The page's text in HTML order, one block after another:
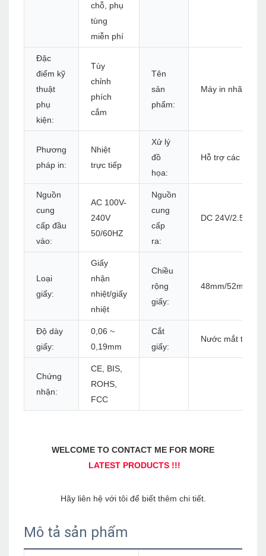
chỗ, phụ
tùng
miễn phí
Đặc
điểm kỹ
thuật
phụ
kiện:
Tùy
chỉnh
phích
cắm
Tên
sản
phẩm:
Máy in nhãn
Phương
pháp in:
Nhiệt
trực tiếp
Xử lý
đồ
họa:
Hỗ trợ các tệp
Nguồn
cung
cấp đầu
vào:
AC 100V-
240V
50/60HZ
Nguồn
cung
cấp
ra:
DC 24V/2.5A
Loại
giấy:
Giấy
nhận
nhiệt/giấy
nhiệt
Chiều
rộng
giấy:
48mm/52mm/
Độ dày
giấy:
0,06 ~
0,19mm
Cắt
giấy:
Nước mắt thủ
Chứng
nhận:
CE, BIS,
ROHS,
FCC
Mô tả sản phẩm